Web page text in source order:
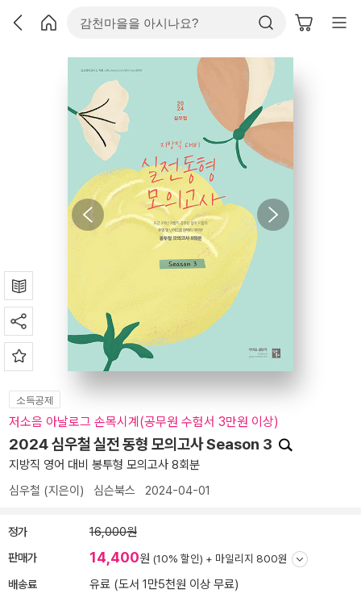
소득공제
저소음 아날로그 손목시계(공무원 수험서 3만원 이상)
2024 심우철 실전 동형 모의고사 Season 3
지방직 영어 대비 봉투형 모의고사 8회분
심우철 (지은이) 심슨북스 2024-04-01
정가 16,000원
판매가 14,400원 (10% 할인) + 마일리지 800원
배송료 유료 (도서 1만5천원 이상 무료)